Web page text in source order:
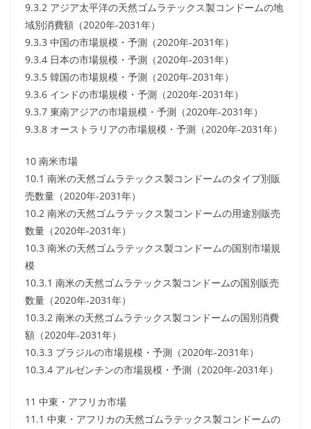
9.3.2 アジア太平洋の天然ゴムラテックス製コンドームの地
域別消費額（2020年-2031年）
9.3.3 中国の市場規模・予測（2020年-2031年）
9.3.4 日本の市場規模・予測（2020年-2031年）
9.3.5 韓国の市場規模・予測（2020年-2031年）
9.3.6 インドの市場規模・予測（2020年-2031年）
9.3.7 東南アジアの市場規模・予測（2020年-2031年）
9.3.8 オーストラリアの市場規模・予測（2020年-2031年）
10 南米市場
10.1 南米の天然ゴムラテックス製コンドームのタイプ別販
売数量（2020年-2031年）
10.2 南米の天然ゴムラテックス製コンドームの用途別販売
数量（2020年-2031年）
10.3 南米の天然ゴムラテックス製コンドームの国別市場規
模
10.3.1 南米の天然ゴムラテックス製コンドームの国別販売
数量（2020年-2031年）
10.3.2 南米の天然ゴムラテックス製コンドームの国別消費
額（2020年-2031年）
10.3.3 ブラジルの市場規模・予測（2020年-2031年）
10.3.4 アルゼンチンの市場規模・予測（2020年-2031年）
11 中東・アフリカ市場
11.1 中東・アフリカの天然ゴムラテックス製コンドームの